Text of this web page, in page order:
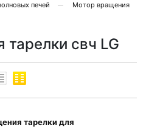
печей
Мотор вращения
свч LG
тарелки для